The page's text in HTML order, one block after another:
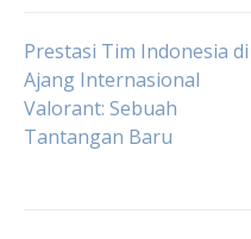
Post
navigation
Prestasi Tim Indonesia di
Ajang Internasional
Valorant: Sebuah
Tantangan Baru